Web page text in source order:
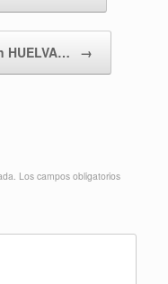
HUELVA… →
Los campos obligatorios